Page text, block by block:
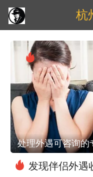
杭
处理外遇可咨询的
发现伴侣外遇